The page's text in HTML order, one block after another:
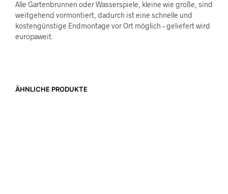
Alle Gartenbrunnen oder Wasserspiele, kleine wie große, sind
weitgehend vormontiert, dadurch ist eine schnelle und
kostengünstige Endmontage vor Ort möglich – geliefert wird
europaweit.
ÄHNLICHE PRODUKTE